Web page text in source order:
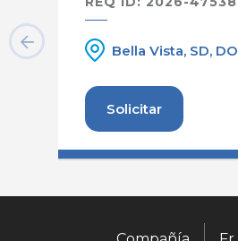
Bella Vista, SD, DO
Solicitar